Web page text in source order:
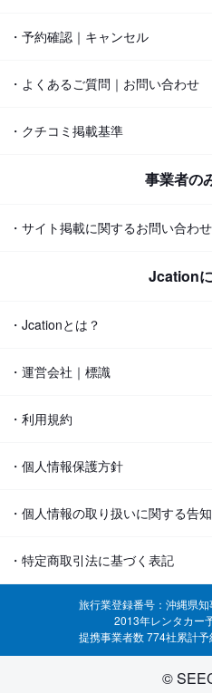
・予約確認｜キャンセル
・よくあるご質問｜お問い合わせ
・クチコミ掲載基準
事業者の
・サイト掲載に関するお問い合わせ
Jcation
・Jcationとは？
・運営会社｜標識
・利用規約
・個人情報保護方針
・個人情報の取り扱いに関する告
・特定商取引法に基づく表記
旅行業登録番号：沖縄県
2013年レンタカー
提携事業者数 774社累計
©